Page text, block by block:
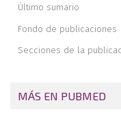
Opinión y crítica
Estancia quirúrgica
Cirugía del pie y tobillo
Premios de la Sociedad
Tobillo, 2014
Último sumario
Fondo de publicaciones
Secciones de la
MÁS EN PUBMED